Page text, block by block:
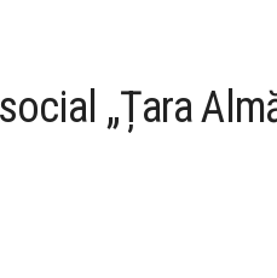
„Țara